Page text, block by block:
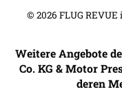
© 2026 FLUG
Weitere Angebote
Co. KG & Motor
deren